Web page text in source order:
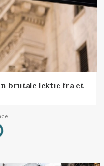
brutale lektie fra et